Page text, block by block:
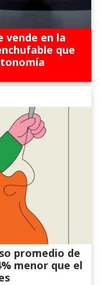
vende en la
que
promedio de
menor que el